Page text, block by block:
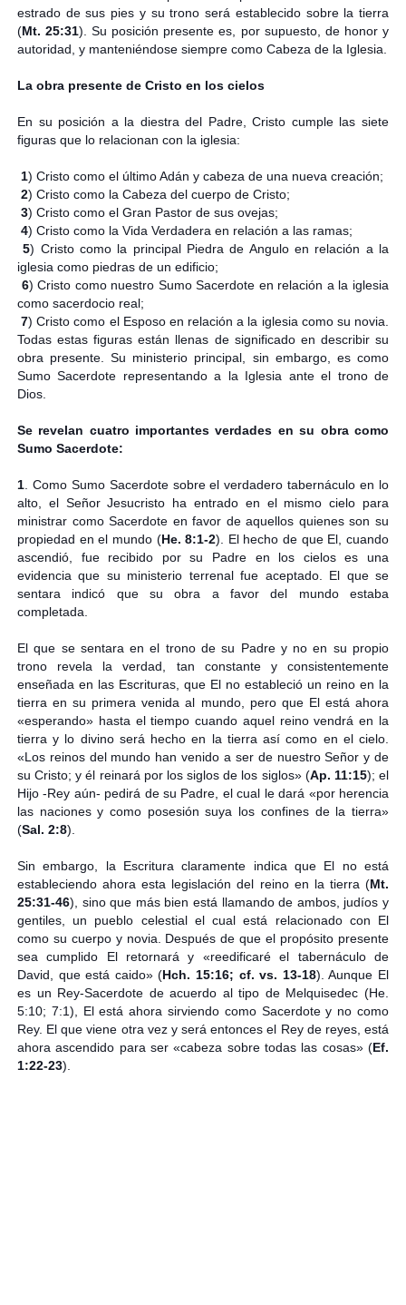
estrado de sus pies y su trono será establecido sobre la tierra
(Mt. 25:31). Su posición presente es, por supuesto, de honor y
autoridad, y manteniéndose siempre como Cabeza de la Iglesia.
La obra presente de Cristo en los cielos
En su posición a la diestra del Padre, Cristo cumple las siete
figuras que lo relacionan con la iglesia:
1) Cristo como el último Adán y cabeza de una nueva creación;
2) Cristo como la Cabeza del cuerpo de Cristo;
3) Cristo como el Gran Pastor de sus ovejas;
4) Cristo como la Vida Verdadera en relación a las ramas;
5) Cristo como la principal Piedra de Angulo en relación a la
iglesia como piedras de un edificio;
6) Cristo como nuestro Sumo Sacerdote en relación a la iglesia
como sacerdocio real;
7) Cristo como el Esposo en relación a la iglesia como su novia.
Todas estas figuras están llenas de significado en describir su
obra presente. Su ministerio principal, sin embargo, es como
Sumo Sacerdote representando a la Iglesia ante el trono de
Dios.
Se revelan cuatro importantes verdades en su obra como
Sumo Sacerdote:
1. Como Sumo Sacerdote sobre el verdadero tabernáculo en lo
alto, el Señor Jesucristo ha entrado en el mismo cielo para
ministrar como Sacerdote en favor de aquellos quienes son su
propiedad en el mundo (He. 8:1-2). El hecho de que El, cuando
ascendió, fue recibido por su Padre en los cielos es una
evidencia que su ministerio terrenal fue aceptado. El que se
sentara indicó que su obra a favor del mundo estaba
completada.
El que se sentara en el trono de su Padre y no en su propio
trono revela la verdad, tan constante y consistentemente
enseñada en las Escrituras, que El no estableció un reino en la
tierra en su primera venida al mundo, pero que El está ahora
«esperando» hasta el tiempo cuando aquel reino vendrá en la
tierra y lo divino será hecho en la tierra así como en el cielo.
«Los reinos del mundo han venido a ser de nuestro Señor y de
su Cristo; y él reinará por los siglos de los siglos» (Ap. 11:15); el
Hijo -Rey aún- pedirá de su Padre, el cual le dará «por herencia
las naciones y como posesión suya los confines de la tierra»
(Sal. 2:8).
Sin embargo, la Escritura claramente indica que El no está
estableciendo ahora esta legislación del reino en la tierra (Mt.
25:31-46), sino que más bien está llamando de ambos, judíos y
gentiles, un pueblo celestial el cual está relacionado con El
como su cuerpo y novia. Después de que el propósito presente
sea cumplido El retornará y «reedificaré el tabernáculo de
David, que está caido» (Hch. 15:16; cf. vs. 13-18). Aunque El
es un Rey-Sacerdote de acuerdo al tipo de Melquisedec (He.
5:10; 7:1), El está ahora sirviendo como Sacerdote y no como
Rey. El que viene otra vez y será entonces el Rey de reyes, está
ahora ascendido para ser «cabeza sobre todas las cosas» (Ef.
1:22-23).